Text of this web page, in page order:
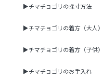
▶チマチョゴリの採寸方法
▶チマチョゴリの着方（大人）
▶チマチョゴリの着方（子供）
▶チマチョゴリのお手入れ